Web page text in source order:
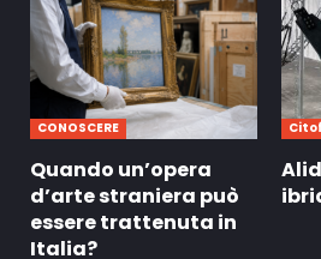
CONOSCERE
Quando un’opera
d’arte straniera può
essere trattenuta in
Italia?